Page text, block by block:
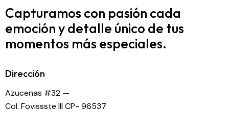
Capturamos con pasión cada
emoción y detalle único de tus
momentos más especiales.
Dirección
Azucenas #32 —
Col. Fovissste III CP- 96537